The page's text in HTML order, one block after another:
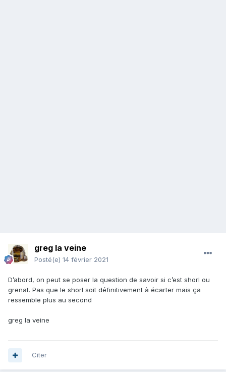
greg la veine
Posté(e) 14 février 2021
D’abord, on peut se poser la question de savoir si c’est shorl ou
grenat. Pas que le shorl soit définitivement à écarter mais ça
ressemble plus au second
greg la veine
Citer